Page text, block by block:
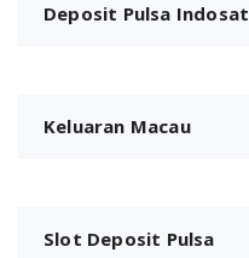
Deposit Pulsa Indosat
Keluaran Macau
Slot Deposit Pulsa